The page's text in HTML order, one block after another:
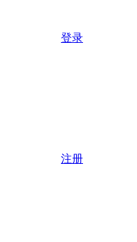
登录
注册